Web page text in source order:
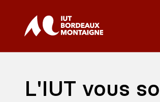
L'IUT vous